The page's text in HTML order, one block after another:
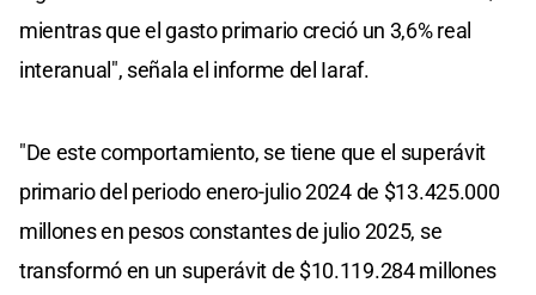
mientras que el gasto primario creció un 3,6% real
interanual", señala el informe del Iaraf.
"De este comportamiento, se tiene que el superávit
primario del periodo enero-julio 2024 de $13.425.000
millones en pesos constantes de julio 2025, se
transformó en un superávit de $10.119.284 millones